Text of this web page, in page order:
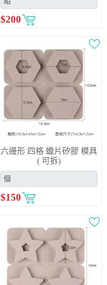
$200
六邊形 四格 蠟片矽膠 模具
( 可拆)
$150